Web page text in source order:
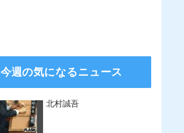
今週の気になるニュース
北村誠吾